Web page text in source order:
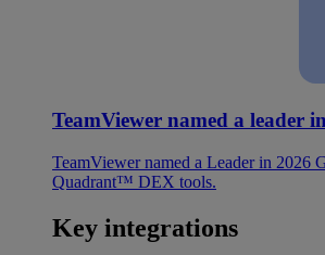
TeamViewer named a leader
TeamViewer named a Leader in 2026
Quadrant™ DEX tools.
Key integrations